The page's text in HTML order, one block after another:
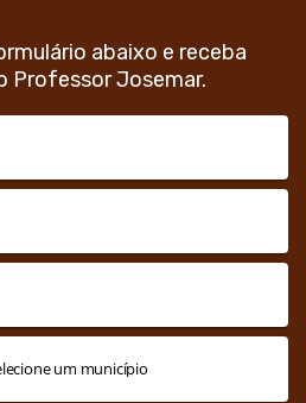
abaixo e receba
Professor Josemar.